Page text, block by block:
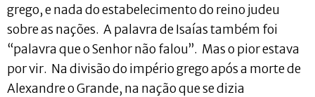
grego, e nada do estabelecimento do reino judeu
sobre as nações. A palavra de Isaías também foi
“palavra que o Senhor não falou”. Mas o pior estava
por vir. Na divisão do império grego após a morte de
Alexandre o Grande, na nação que se dizia